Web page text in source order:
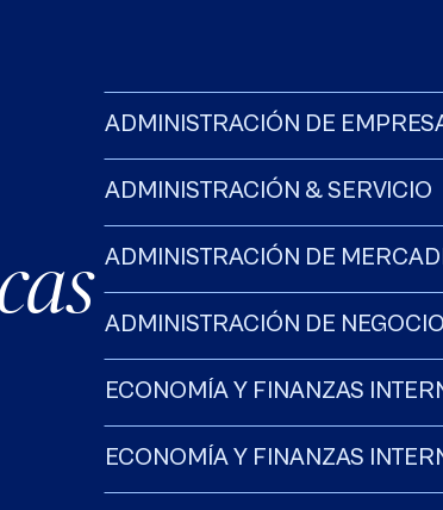
ADMINISTRACIÓN DE
ADMINISTRACIÓN & SERVICIO
ADMINISTRACIÓN DE
ADMINISTRACIÓN DE
ECONOMÍA Y FINANZAS
ECONOMÍA Y FINANZAS